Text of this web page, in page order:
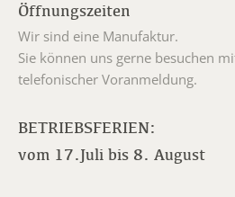
Öffnungszeiten
Wir sind eine Manufaktur.
Sie können uns gerne besuchen
telefonischer Voranmeldung.
BETRIEBSFERIEN:
vom 17.Juli bis 8. August